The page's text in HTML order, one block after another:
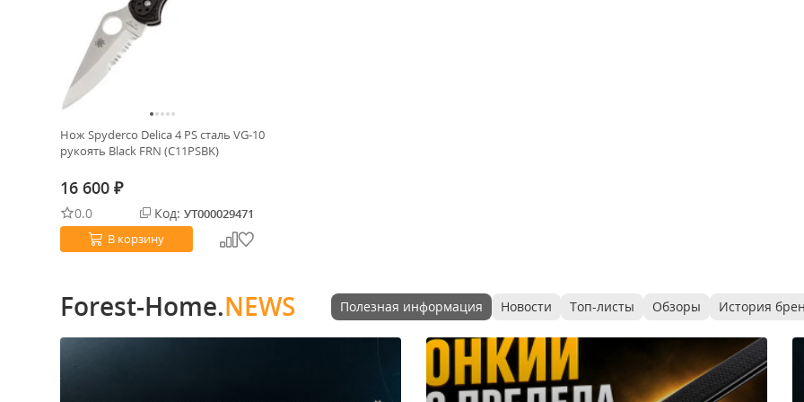
Нож Spyderco Delica 4 PS сталь VG-10
рукоять Black FRN (C11PSBK)
16 600 ₽
0.0 Код: УТ000029471
В корзину
Forest-Home.NEWS Полезная информация Новости Топ-листы Обзоры История